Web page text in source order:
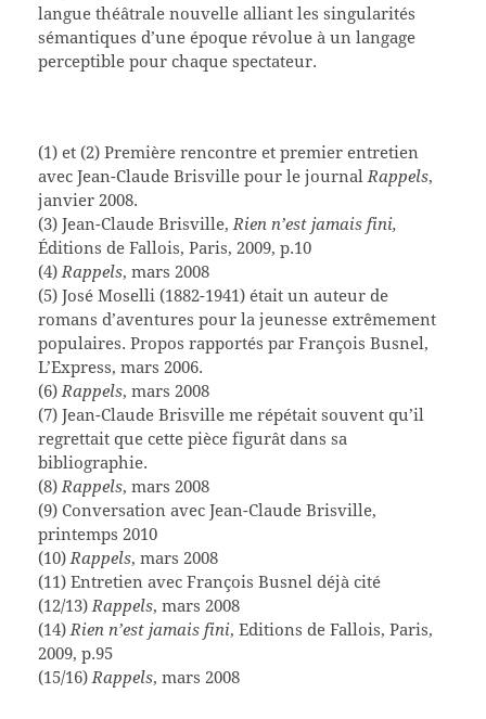
langue théâtrale nouvelle alliant les singularités
sémantiques d’une époque révolue à un langage
perceptible pour chaque spectateur.
(1) et (2) Première rencontre et premier entretien
avec Jean-Claude Brisville pour le journal Rappels,
janvier 2008.
(3) Jean-Claude Brisville, Rien n’est jamais fini,
Éditions de Fallois, Paris, 2009, p.10
(4) Rappels, mars 2008
(5) José Moselli (1882-1941) était un auteur de
romans d’aventures pour la jeunesse extrêmement
populaires. Propos rapportés par François Busnel,
L’Express, mars 2006.
(6) Rappels, mars 2008
(7) Jean-Claude Brisville me répétait souvent qu’il
regrettait que cette pièce figurât dans sa
bibliographie.
(8) Rappels, mars 2008
(9) Conversation avec Jean-Claude Brisville,
printemps 2010
(10) Rappels, mars 2008
(11) Entretien avec François Busnel déjà cité
(12/13) Rappels, mars 2008
(14) Rien n’est jamais fini, Editions de Fallois, Paris,
2009, p.95
(15/16) Rappels, mars 2008